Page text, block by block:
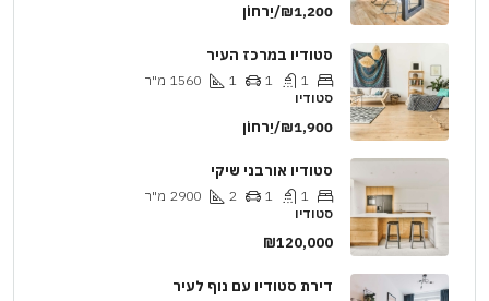
₪1,200/יַרחוֹן
סטודיו במרכז העיר
1
1
1
1560 מ"ר
סטודיו
₪1,900/יַרחוֹן
סטודיו אורבני שיקי
1
1
2
2900 מ"ר
סטודיו
₪120,000
דירת סטודיו עם נוף לעיר